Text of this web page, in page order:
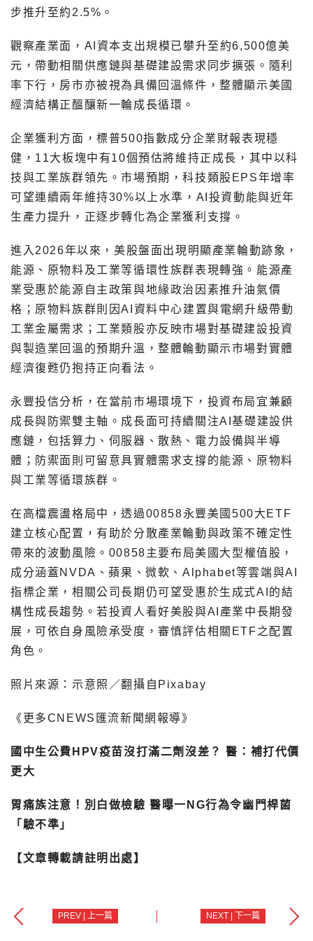
步推升至約2.5%。
觀察產業面，AI資本支出規模已攀升至約6,500億美
元，帶動相關供應鏈與基礎建設需求同步擴張。隨利
率下行，房市亦被視為具備回溫條件，整體顯示美國
經濟結構正醞釀新一輪成長循環。
企業獲利方面，標普500指數成分企業財報表現穩
健，11大板塊中有10個預估將維持正成長，其中以科
技與工業族群領先。市場預期，科技類股EPS年增率
可望連續兩年維持30%以上水準，AI投資動能與近年
生產力提升，正逐步轉化為企業獲利支撐。
進入2026年以來，美股盤面出現明顯產業輪動跡象，
能源、原物料及工業等循環性族群表現轉強。能源產
業受惠於能源自主政策與地緣政治因素推升油氣價
格；原物料族群則因AI資料中心建置與電網升級帶動
工業金屬需求；工業類股亦反映市場對基礎建設投資
與製造業回溫的預期升溫，整體輪動顯示市場對實體
經濟復甦仍抱持正向看法。
永豐投信分析，在當前市場環境下，投資布局宜兼顧
成長與防禦雙主軸。成長面可持續關注AI基礎建設供
應鏈，包括算力、伺服器、散熱、電力設備與半導
體；防禦面則可留意具實體需求支撐的能源、原物料
與工業等循環族群。
在高檔震盪格局中，透過00858永豐美國500大ETF
建立核心配置，有助於分散產業輪動與政策不確定性
帶來的波動風險。00858主要布局美國大型權值股，
成分涵蓋NVDA、蘋果、微軟、Alphabet等雲端與AI
指標企業，相關公司長期仍可望受惠於生成式AI的結
構性成長趨勢。若投資人看好美股與AI產業中長期發
展，可依自身風險承受度，審慎評估相關ETF之配置
角色。
照片來源：示意照／翻攝自Pixabay
《更多CNEWS匯流新聞網報導》
國中生公費HPV疫苗沒打滿二劑沒差？ 醫：補打代價
更大
胃痛族注意！別白做檢驗 醫曝一NG行為令幽門桿菌
「驗不準」
【文章轉載請註明出處】
PREV | 上一篇 NEXT | 下一篇